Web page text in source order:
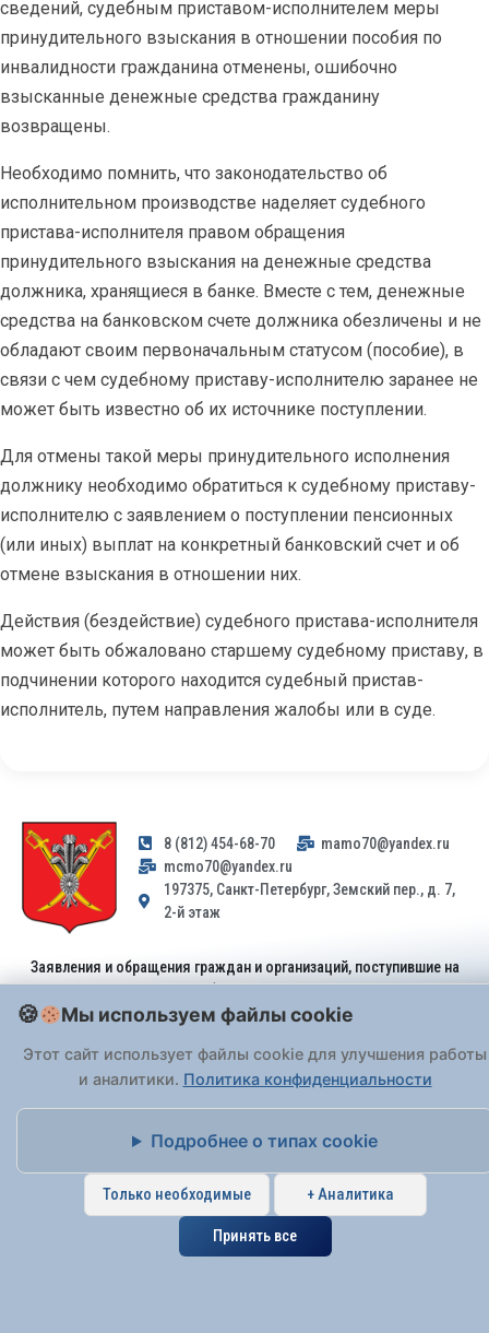
сведений, судебным приставом-исполнителем меры
принудительного взыскания в отношении пособия по
инвалидности гражданина отменены, ошибочно
взысканные денежные средства гражданину
возвращены.
Необходимо помнить, что законодательство об
исполнительном производстве наделяет судебного
пристава-исполнителя правом обращения
принудительного взыскания на денежные средства
должника, хранящиеся в банке. Вместе с тем, денежные
средства на банковском счете должника обезличены и не
обладают своим первоначальным статусом (пособие), в
связи с чем судебному приставу-исполнителю заранее не
может быть известно об их источнике поступлении.
Для отмены такой меры принудительного исполнения
должнику необходимо обратиться к судебному приставу-
исполнителю с заявлением о поступлении пенсионных
(или иных) выплат на конкретный банковский счет и об
отмене взыскания в отношении них.
Действия (бездействие) судебного пристава-исполнителя
может быть обжаловано старшему судебному приставу, в
подчинении которого находится судебный пристав-
исполнитель, путем направления жалобы или в суде.
8 (812) 454-68-70
mamo70@yandex.ru
mcmo70@yandex.ru
197375, Санкт-Петербург, Земский пер., д. 7,
2-й этаж
Заявления и обращения граждан и организаций, поступившие на
адрес email, не могут быть рассмотрены на основании
Федерального закона от 02.05.2006 № 59-ФЗ. Обращения
или лично при предъявлении паспорта.
Мы используем файлы cookie
Этот сайт использует файлы cookie для улучшения работы
и аналитики. Политика конфиденциальности
Подробнее о типах cookie
Только необходимые + Аналитика
Принять все